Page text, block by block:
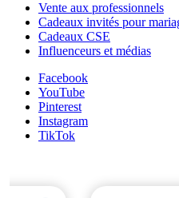
Vente aux professionnels
Cadeaux invités pour
Cadeaux CSE
Influenceurs et médias
Facebook
YouTube
Pinterest
Instagram
TikTok